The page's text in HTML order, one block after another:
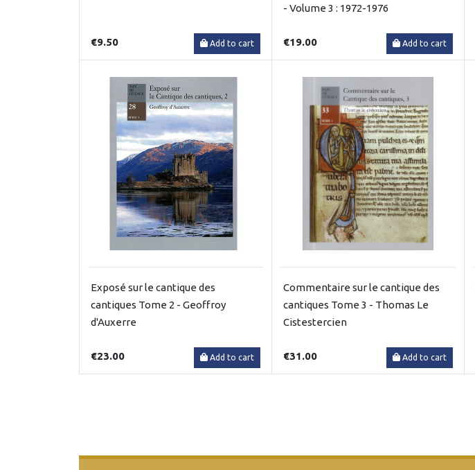
€9.50 Add to cart
- Volume 3 : 1972-1976
€19.00 Add to cart
Exposé sur le cantique des
cantiques Tome 2 - Geoffroy
d'Auxerre
€23.00 Add to cart
Commentaire sur le cantique des
cantiques Tome 3 - Thomas Le
Cistestercien
€31.00 Add to cart